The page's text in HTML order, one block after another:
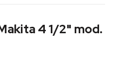
4 1/2" mod.